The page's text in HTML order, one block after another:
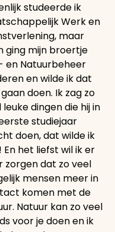
studeerde ik
Werk en
maar
ging mijn broertje
en Natuurbeheer
en wilde ik dat
doen. Ik zag zo
leuke dingen die hij in
studiejaar
doen, dat wilde ik
En het liefst wil ik er
zorgen dat zo veel
mensen meer in
komen met de
Natuur kan zo veel
voor je doen en ik